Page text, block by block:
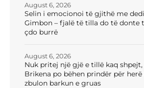
Selin i emocionoi të gjithë me
Gimbon – fjalë të tilla do të donte
çdo burrë
August 6, 2026
Nuk pritej një gjë e tillë kaq
Brikena po bëhen prindër për herë
zbulon barkun e gruas
August 6, 2026